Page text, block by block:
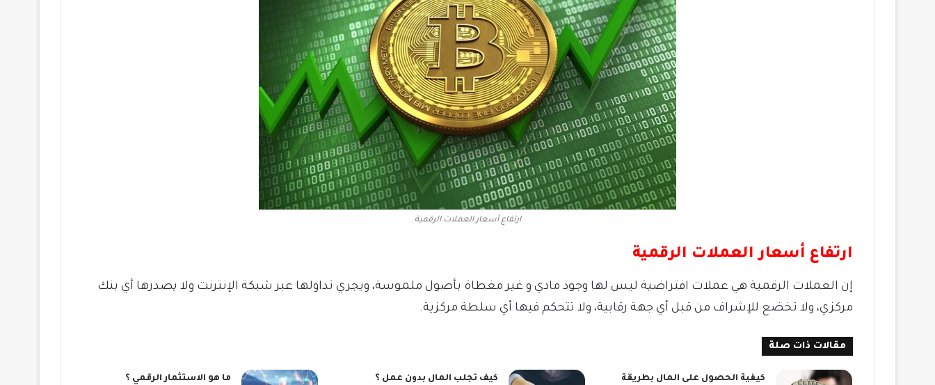
ارتفاع أسعار العملات الرقمية
ارتفاع أسعار العملات الرقمية
إن العملات الرقمية هي عملات افتراضية ليس لها وجود مادي و غير مغطاة بأصول ملموسة، ويجري تداولها عبر شبكة الإنترنت ولا يصدرها أي بنك
مركزي، ولا تخضع للإشراف من قبل أي جهة رقابية، ولا تتحكم فيها أي سلطة مركزية.
مقالات ذات صلة
كيفية الحصول على المال بطريقة
كيف تجلب المال بدون عمل ؟ ما هو الاستثمار الرقمي ؟